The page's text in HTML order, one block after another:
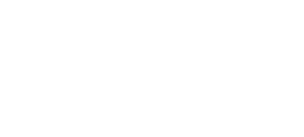
voor een moment van rust. De combinatie van glas, hout en strak design maakt deze
dampscherm folie, isolatie en een houten binnenwand. Door het gebruik van deze
de isolatie voor een betere isolatiewaarde dan bij een massieve sauna en gaat er minder